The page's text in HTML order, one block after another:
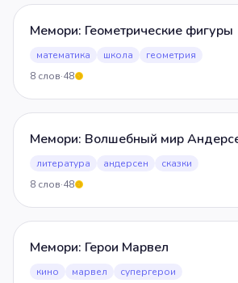
Мемори: Геометрические фигуры
математика
школа
геометрия
8 слов·48
Мемори: Волшебный мир
литература
андерсен
сказки
8 слов·48
Мемори: Герои Марвел
кино
марвел
супергерои